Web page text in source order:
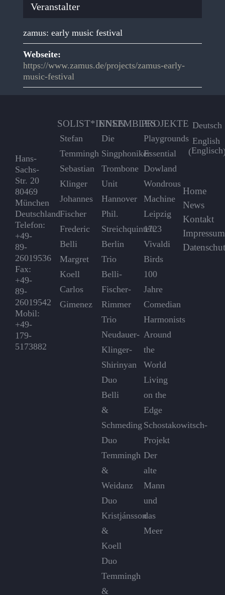
Veranstalter
zamus: early music festival
Webseite:
https://www.zamus.de/projects/zamus-early-
music-festival
Hans-
Sachs-
Str. 20
80469
München
Deutschland
Telefon:
+49-
89-
26019536
Fax:
+49-
89-
26019542
Mobil:
+49-
179-
5173882
SOLIST*INNEN
Stefan
Temmingh
Sebastian
Klinger
Johannes
Fischer
Frederic
Belli
Margret
Koell
Carlos
Gimenez
ENSEMBLES
Die
Singphoniker
Trombone
Unit
Hannover
Phil.
Streichquintett
Berlin
Trio
Belli-
Fischer-
Rimmer
Trio
Neudauer-
Klinger-
Shirinyan
Duo
Belli
&
Schmeding
Duo
Temmingh
&
Weidanz
Duo
Kristjánsson
&
Koell
Duo
Temmingh
&
PROJEKTE
Playgrounds
Essential
Dowland
Wondrous
Machine
Leipzig
1723
Vivaldi
Birds
100
Jahre
Comedian
Harmonists
Around
the
World
Living
on the
Edge
Schostakowitsch-
Projekt
Der
alte
Mann
und
das
Meer
Deutsch
English
(Englisch
Home
News
Kontakt
Impressum